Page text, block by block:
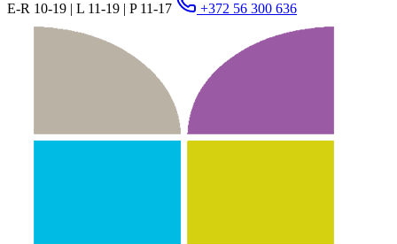
E-R 10-19 | L 11-19 | P 11-17
+372 56 300 636